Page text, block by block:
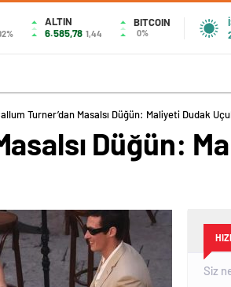
ALTIN
6.585,78 1,44
BITCOIN
0%
Turner’dan Masalsı Düğün: Maliyeti Dudak
Düğün: